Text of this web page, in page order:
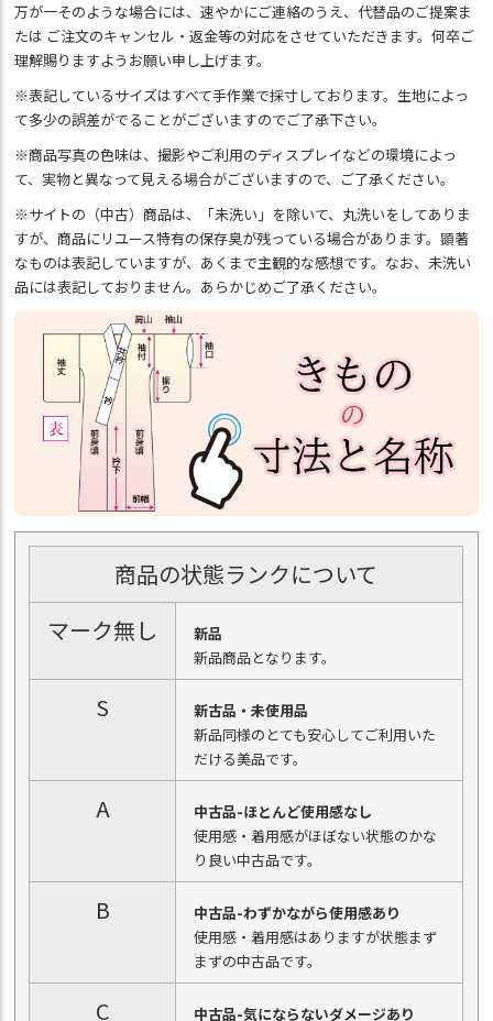
万が一そのような場合には、速やかにご連絡のうえ、代替品のご提案ま
たは ご注文のキャンセル・返金等の対応をさせていただきます。何卒ご
理解賜りますようお願い申し上げます。
※表記しているサイズはすべて手作業で採寸しております。生地によっ
て多少の誤差がでることがございますのでご了承下さい。
※商品写真の色味は、撮影やご利用のディスプレイなどの環境によっ
て、実物と異なって見える場合がございますので、ご了承ください。
※サイトの（中古）商品は、「未洗い」を除いて、丸洗いをしてありま
すが、商品にリユース特有の保存臭が残っている場合があります。顕著
なものは表記していますが、あくまで主観的な感想です。なお、未洗い
品には表記しておりません。あらかじめご了承ください。
商品の状態ランクについて
マーク無し
新品
新品商品となります。
S
新古品・未使用品
新品同様のとても安心してご利用いた
だける美品です。
A
中古品-ほとんど使用感なし
使用感・着用感がほぼない状態のかな
り良い中古品です。
B
中古品-わずかながら使用感あり
使用感・着用感はありますが状態まず
まずの中古品です。
C 中古品-気にならないダメージあり